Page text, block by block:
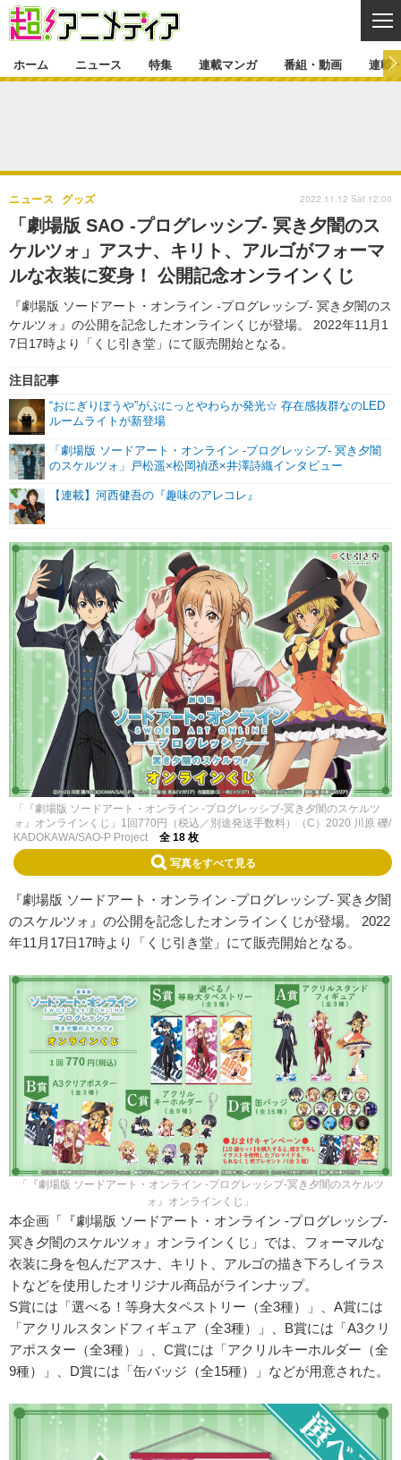
ゲーム・アプリ マンガ
グッズ イベント
声優 コスプレ
舞台 新帝スタ
特集一覧 カバー
ラキりす
連載マンガ
連載マンガ一覧 連載一覧
番組・動画
番組・動画一覧 ラジオ
動画
連載・ブログ
連載・ブログ一覧 コラム
編集部ブログ・お知らせ
ホーム ニュース 特集 連載マンガ 番組・動画 連載
「劇場版 SAO -プログレッシブ‐ 冥き夕闇のス
ケルツォ」アスナ、キリト、アルゴがフォーマ
ルな衣装に変身！ 公開記念オンラインくじ
『劇場版 ソードアート・オンライン -プログレッシブ‐ 冥き夕闇のス
ケルツォ』の公開を記念したオンラインくじが登場。 2022年11月1
7日17時より「くじ引き堂」にて販売開始となる。
ニュース グッズ
注目記事
“おにぎりぼうや”がぷにっとやわらか発光☆ 存在感抜群なのLED
ルームライトが新登場
「劇場版 ソードアート・オンライン -プログレッシブ- 冥き夕闇
のスケルツォ」戸松遥×松岡禎丞×井澤詩織インタビュー
【連載】河西健吾の『趣味のアレコレ』
2022.11.12 Sat 12:00
「『劇場版 ソードアート・オンライン -プログレッシブ‐冥き夕闇のスケルツ
ォ』オンラインくじ」1回770円（税込／別途発送手数料）（C）2020 川原 礫/
KADOKAWA/SAO-P Project
全 18 枚
写真をすべて見る
『劇場版 ソードアート・オンライン -プログレッシブ‐ 冥き夕闇
のスケルツォ』の公開を記念したオンラインくじが登場。 2022
年11月17日17時より「くじ引き堂」にて販売開始となる。
「『劇場版 ソードアート・オンライン -プログレッシブ‐冥き夕闇のスケルツ
ォ』オンラインくじ」
本企画「『劇場版 ソードアート・オンライン -プログレッシブ‐
冥き夕闇のスケルツォ』オンラインくじ」では、フォーマルな
衣装に身を包んだアスナ、キリト、アルゴの描き下ろしイラス
トなどを使用したオリジナル商品がラインナップ。
S賞には「選べる！等身大タペストリー（全3種）」、A賞には
「アクリルスタンドフィギュア（全3種）」、B賞には「A3クリ
アポスター（全3種）」、C賞には「アクリルキーホルダー（全
9種）」、D賞には「缶バッジ（全15種）」などが用意された。